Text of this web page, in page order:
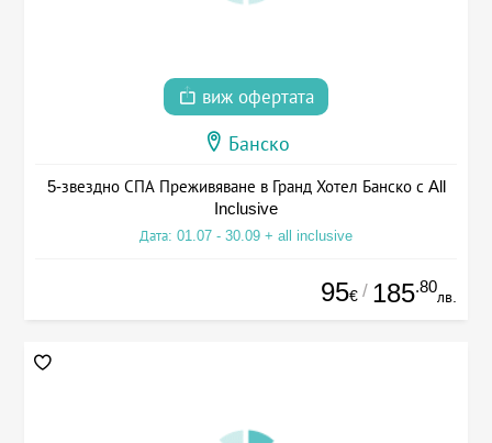
виж офертата
Банско
5-звездно СПА Преживяване в Гранд Хотел Банско с All
Inclusive
Дата: 01.07 - 30.09 + all inclusive
95€ / 185.80
лв.